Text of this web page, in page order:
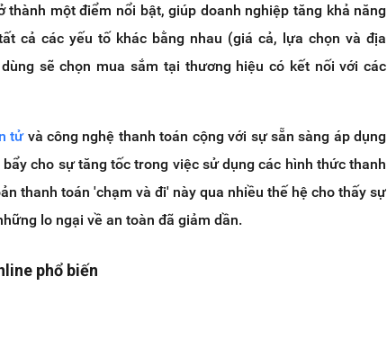
thành một điểm nổi bật, giúp doanh nghiệp tăng khả năng
cả các yếu tố khác bằng nhau (giá cả, lựa chọn và địa
sẽ chọn mua sắm tại thương hiệu có kết nối với các
tửvà công nghệ thanh toán cộng với sự sẵn sàng áp dụng
cho sự tăng tốc trong việc sử dụng các hình thức thanh
thanh toán 'chạm và đi' này qua nhiều thế hệ cho thấy sự
lo ngại về an toàn đã giảm dần.
phổ biến